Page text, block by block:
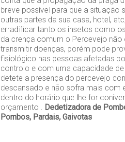
breve possível para que a situação
outras partes da sua casa, hotel,
erradificar tanto os insetos como
da crença comum o Percevejo não
transmitir doenças, porém pode
fisiológico nas pessoas afetadas
controlo e com uma capacidade
detete a presença do percevejo
descansado e não sofra mais com
dentro do horário que lhe for
orçamento .
Dedetizadora de
Pombos, Pardais, Gaivotas